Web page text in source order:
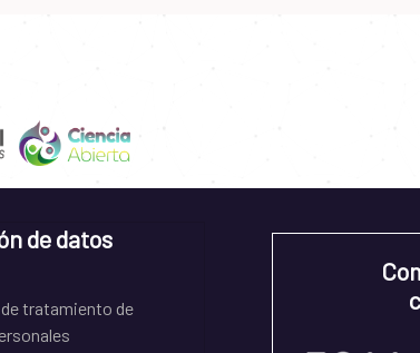
de datos
tratamiento de